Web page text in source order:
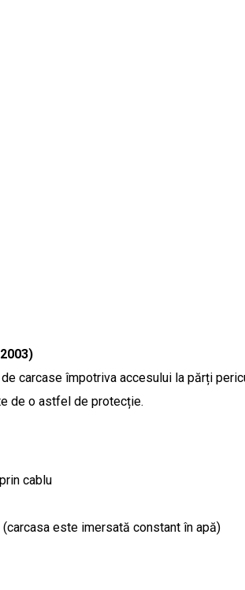
carcase împotriva accesului la părți
de o astfel de protecție.
cablu
este imersată constant în apă)